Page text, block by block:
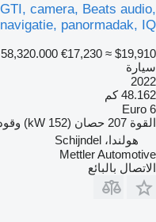
camera, Beats audio,
navigatie, panormadak, IQ
€17,230 ≈ $19,910
سيارة
2022
48.162 كم
Euro 6
القوة 207 حصان (152 kW)
هولندا، Schijndel
Mettler Automotive
الاتصال بالبائع